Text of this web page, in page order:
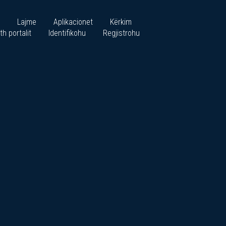
Lajme Aplikacionet
Kërkim
portalit
Identifikohu Regjistrohu